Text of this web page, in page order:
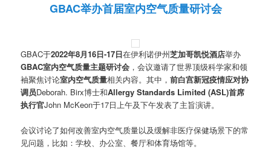
GBAC举办首届室内空气质量研讨会
GBAC于2022年8月16日-17日在伊利诺伊州芝加哥凯悦酒店举办
GBAC室内空气质量主题研讨会 ，会议邀请了世界顶级科学家和领
袖聚焦讨论室内空气质量相关内容。其中，前白宫新冠疫情应对协
调员Deborah. Birx博士和Allergy Standards Limited (ASL)首席
执行官John McKeon于17日上午及下午发表了主旨演讲。
会议讨论了如何改善室内空气质量以及缓解非医疗保健场景下的常
见问题，比如：学校、办公室、餐厅和体育场馆等。